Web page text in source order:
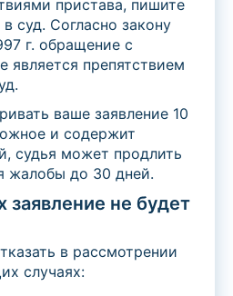
пристава, пишите
суд. Согласно закону
г. обращение с
препятствием
ваше заявление 10
и содержит
судья может продлить
жалобы до 30 дней.
заявление не будет
в рассмотрении
случаях: